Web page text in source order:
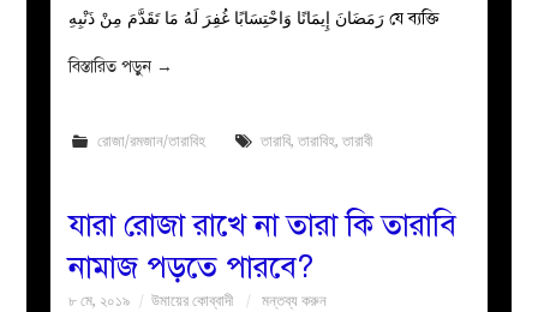
رَمَضَانَ إِيمَانًا وَاحْتِسَابًا غُفِرَ لَهُ مَا تَقَدَّمَ مِنْ ذَنْبِهِ যে ব্যক্তি
বিস্তারিত পড়ুন →
রোজা/রমজান/তারাবিহ তারাবি, তারাবিহ, তারাবী
যারা রোজা রাখে না তারা কি তারাবি
নামাজ পড়তে পারবে?
৮ মে, ২০১৯ উমায়ের কোব্বাদী মন্তব্য করুন